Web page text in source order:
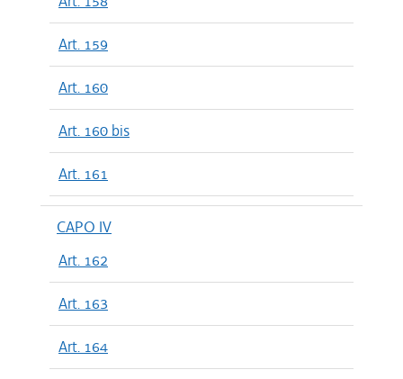
Art. 159
Art. 160
Art. 160 bis
Art. 161
CAPO IV
Art. 162
Art. 163
Art. 164